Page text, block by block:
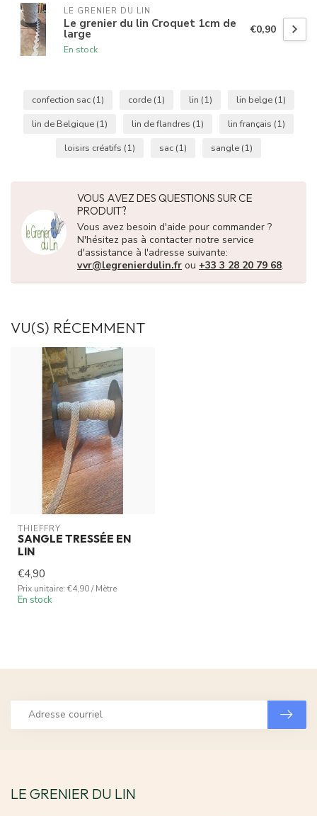
LE GRENIER DU LIN
Le grenier du lin Croquet 1cm de
large
En stock
€0,90
confection sac (1) corde (1) lin (1) lin belge (1)
lin de Belgique (1) lin de flandres (1) lin français (1)
loisirs créatifs (1) sac (1) sangle (1)
VOUS AVEZ DES QUESTIONS SUR CE
PRODUIT?
Vous avez besoin d'aide pour commander ?
N'hésitez pas à contacter notre service
d'assistance à l'adresse suivante:
vvr@legrenierdulin.fr ou +33 3 28 20 79 68.
VU(S) RÉCEMMENT
THIEFFRY
SANGLE TRESSÉE EN
LIN
€4,90
Prix unitaire: €4,90 / Mètre
En stock
LE GRENIER DU LIN